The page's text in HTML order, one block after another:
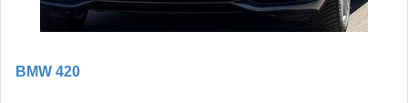
BMW 420